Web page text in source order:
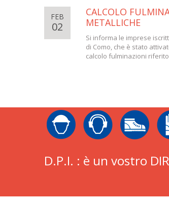
FEB
02
CALCOLO
METALLICHE
Si informa le imprese
di Como, che è stato
calcolo fulminazioni
D.P.I. : è un vostro